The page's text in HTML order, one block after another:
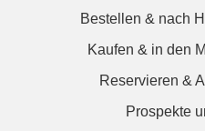
Bestellen & nach
Kaufen & in den
Reservieren &
Prospekte